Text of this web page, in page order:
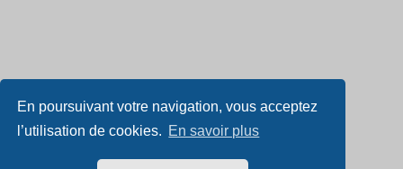
En poursuivant votre navigation, vous acceptez
l’utilisation de cookies. En savoir plus